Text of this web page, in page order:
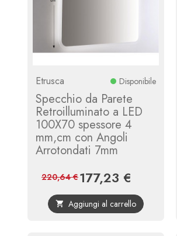
Etrusca Disponibile
Specchio da Parete
Retroilluminato a LED
100X70 spessore 4
mm,cm con Angoli
Arrotondati 7mm
Prezzo
177,23 €
base
220,64 €
 Aggiungi al carrello